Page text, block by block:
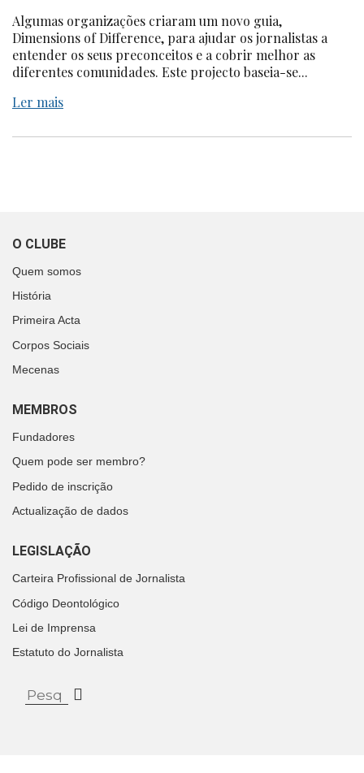
Algumas organizações criaram um novo guia,
Dimensions of Difference, para ajudar os jornalistas a
entender os seus preconceitos e a cobrir melhor as
diferentes comunidades. Este projecto baseia-se...
Ler mais
O CLUBE
Quem somos
História
Primeira Acta
Corpos Sociais
Mecenas
MEMBROS
Fundadores
Quem pode ser membro?
Pedido de inscrição
Actualização de dados
LEGISLAÇÃO
Carteira Profissional de Jornalista
Código Deontológico
Lei de Imprensa
Estatuto do Jornalista